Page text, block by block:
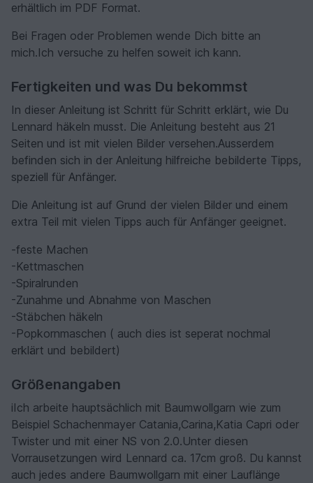
erhältlich im PDF Format.
Bei Fragen oder Problemen wende Dich bitte an
mich.Ich versuche zu helfen soweit ich kann.
Fertigkeiten und was Du bekommst
In dieser Anleitung ist Schritt für Schritt erklärt, wie Du
Lennard häkeln musst. Die Anleitung besteht aus 21
Seiten und ist mit vielen Bilder versehen.Ausserdem
befinden sich in der Anleitung hilfreiche bebilderte Tipps,
speziell für Anfänger.
Die Anleitung ist auf Grund der vielen Bilder und einem
extra Teil mit vielen Tipps auch für Anfänger geeignet.
-feste Machen
-Kettmaschen
-Spiralrunden
-Zunahme und Abnahme von Maschen
-Stäbchen häkeln
-Popkornmaschen ( auch dies ist seperat nochmal
erklärt und bebildert)
Größenangaben
iIch arbeite hauptsächlich mit Baumwollgarn wie zum
Beispiel Schachenmayer Catania,Carina,Katia Capri oder
Twister und mit einer NS von 2.0.Unter diesen
Vorrausetzungen wird Lennard ca. 17cm groß. Du kannst
auch jedes andere Baumwollgarn mit einer Lauflänge